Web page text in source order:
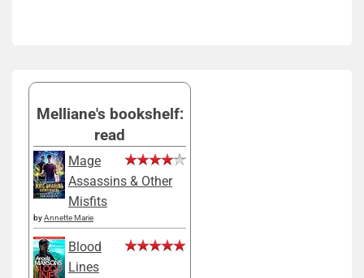
Melliane's bookshelf:
read
Mage
Assassins & Other
Misfits
byAnnette Marie
Blood
Lines